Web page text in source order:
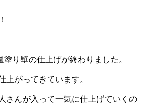
り壁の仕上げが終わりました。
上がってきています。
さんが入って一気に仕上げていくの